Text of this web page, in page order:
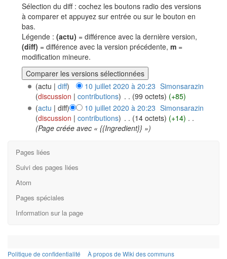
Sélection du diff : cochez les boutons radio des versions
à comparer et appuyez sur entrée ou sur le bouton en
bas.
Légende : (actu) = différence avec la dernière version,
(diff) = différence avec la version précédente, m =
modification mineure.
(actu | diff) 10 juillet 2020 à 20:23 Simonsarazin
(discussion | contributions) . . (99 octets) (+85)
(actu | diff) 10 juillet 2020 à 20:23 Simonsarazin
(discussion | contributions) . . (14 octets) (+14) . .
(Page créée avec « {{Ingredient}} »)
Pages liées
Suivi des pages liées
Atom
Pages spéciales
Information sur la page
Politique de confidentialité À propos de Wiki des communs